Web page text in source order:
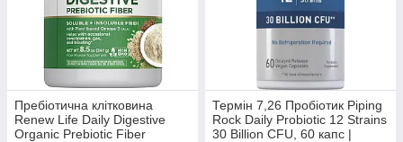
Пребіотична клітковина
Renew Life Daily Digestive
Organic Prebiotic Fiber
Термін 7,26 Пробіотик Piping
Rock Daily Probiotic 12 Strains
30 Billion CFU, 60 капс |